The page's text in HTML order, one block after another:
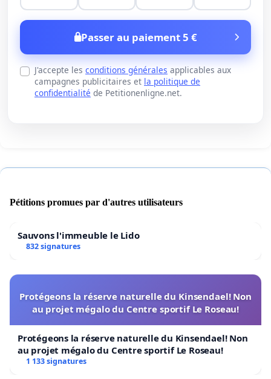
Passer au paiement 5 €
J'accepte les conditions générales applicables aux
campagnes publicitaires et la politique de
confidentialité de Petitionenligne.net.
Pétitions promues par d'autres utilisateurs
Sauvons l'immeuble le Lido
832 signatures
Protégeons la réserve naturelle du Kinsendael! Non
au projet mégalo du Centre sportif Le Roseau!
Protégeons la réserve naturelle du Kinsendael! Non
au projet mégalo du Centre sportif Le Roseau!
1 133 signatures